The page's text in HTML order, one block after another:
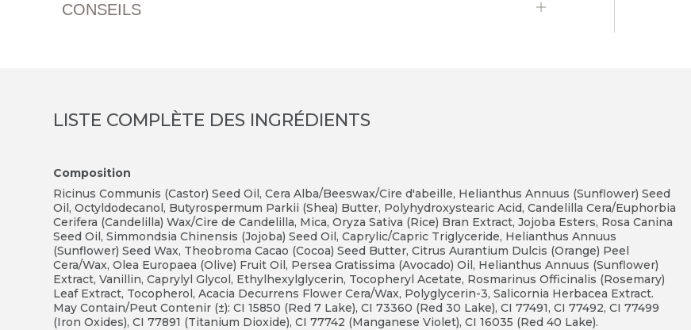
CONSEILS
LISTE COMPLÈTE DES INGRÉDIENTS
Composition
Ricinus Communis (Castor) Seed Oil, Cera Alba/Beeswax/Cire d'abeille, Helianthus Annuus (Sunflower) Seed
Oil, Octyldodecanol, Butyrospermum Parkii (Shea) Butter, Polyhydroxystearic Acid, Candelilla Cera/Euphorbia
Cerifera (Candelilla) Wax/Cire de Candelilla, Mica, Oryza Sativa (Rice) Bran Extract, Jojoba Esters, Rosa Canina
Seed Oil, Simmondsia Chinensis (Jojoba) Seed Oil, Caprylic/Capric Triglyceride, Helianthus Annuus
(Sunflower) Seed Wax, Theobroma Cacao (Cocoa) Seed Butter, Citrus Aurantium Dulcis (Orange) Peel
Cera/Wax, Olea Europaea (Olive) Fruit Oil, Persea Gratissima (Avocado) Oil, Helianthus Annuus (Sunflower)
Extract, Vanillin, Caprylyl Glycol, Ethylhexylglycerin, Tocopheryl Acetate, Rosmarinus Officinalis (Rosemary)
Leaf Extract, Tocopherol, Acacia Decurrens Flower Cera/Wax, Polyglycerin-3, Salicornia Herbacea Extract.
May Contain/Peut Contenir (±): CI 15850 (Red 7 Lake), CI 73360 (Red 30 Lake), CI 77491, CI 77492, CI 77499
(Iron Oxides), CI 77891 (Titanium Dioxide), CI 77742 (Manganese Violet), CI 16035 (Red 40 Lake).